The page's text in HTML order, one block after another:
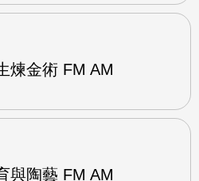
煉金術 FM AM
與陶藝 FM AM